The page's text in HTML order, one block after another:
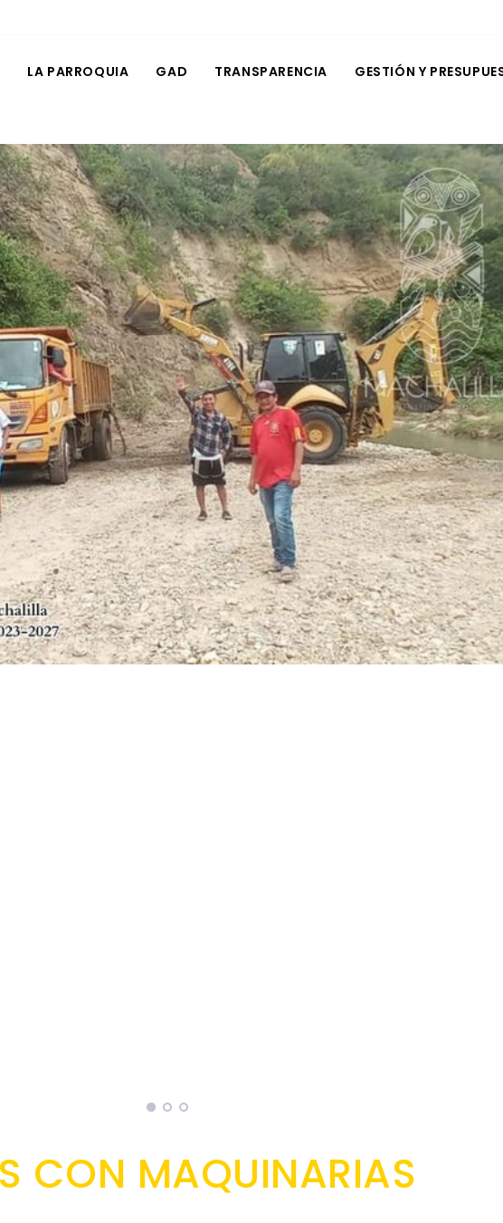
LA PARROQUIA GAD TRANSPARENCIA GESTIÓN Y
CON MAQUINARIAS